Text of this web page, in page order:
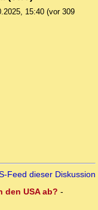
15:40 (vor 309
Feed dieser Diskussion
den USA ab? -